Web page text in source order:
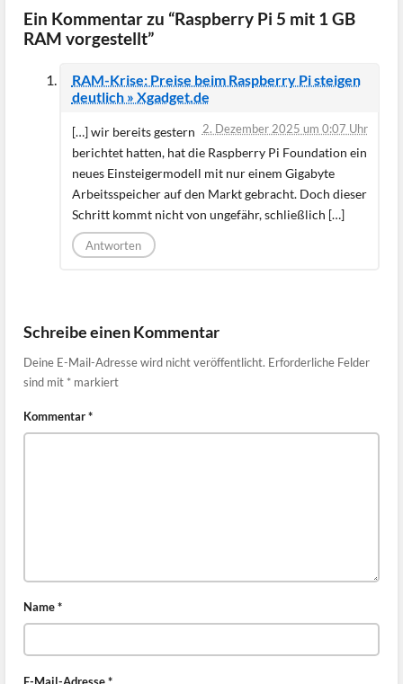
Ein Kommentar zu “Raspberry Pi 5 mit 1 GB
RAM vorgestellt”
RAM-Krise: Preise beim Raspberry Pi steigen
deutlich » Xgadget.de
2. Dezember 2025 um 0:07 Uhr
[…] wir bereits gestern
berichtet hatten, hat die Raspberry Pi Foundation ein
neues Einsteigermodell mit nur einem Gigabyte
Arbeitsspeicher auf den Markt gebracht. Doch dieser
Schritt kommt nicht von ungefähr, schließlich […]
Antworten
Schreibe einen Kommentar
Deine E-Mail-Adresse wird nicht veröffentlicht. Erforderliche Felder
sind mit * markiert
Kommentar*
Name*